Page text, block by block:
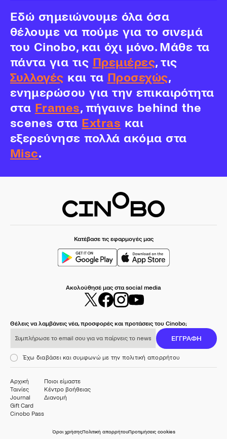
Εδώ σημειώνουμε όλα όσα
θέλουμε να πούμε για το σινεμά
του Cinobo, και όχι μόνο. Μάθε τα
πάντα για τις Πρεμιέρες, τις
Συλλογές και τα Προσεχώς,
ενημερώσου για την επικαιρότητα
στα Frames, πήγαινε behind the
scenes στα Extras και
εξερεύνησε πολλά ακόμα στα
Misc.
Κατέβασε τις εφαρμογές μας
Ακολούθησέ μας στα social media
Θέλεις να λαμβάνεις νέα, προσφορές και προτάσεις του Cinobo;
ΕΓΓΡΑΦΗ
Έχω διαβάσει και συμφωνώ με την πολιτική απορρήτου
Αρχική
Ταινίες
Journal
Gift Card
Cinobo Pass
Ποιοι είμαστε
Κέντρο βοήθειας
Διανομή
Όροι χρήσηςΠολιτική απορρήτουΠροτιμήσεις cookies